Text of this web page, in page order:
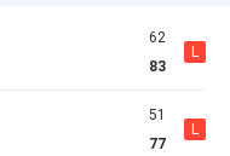
62
83
L
51
77
L